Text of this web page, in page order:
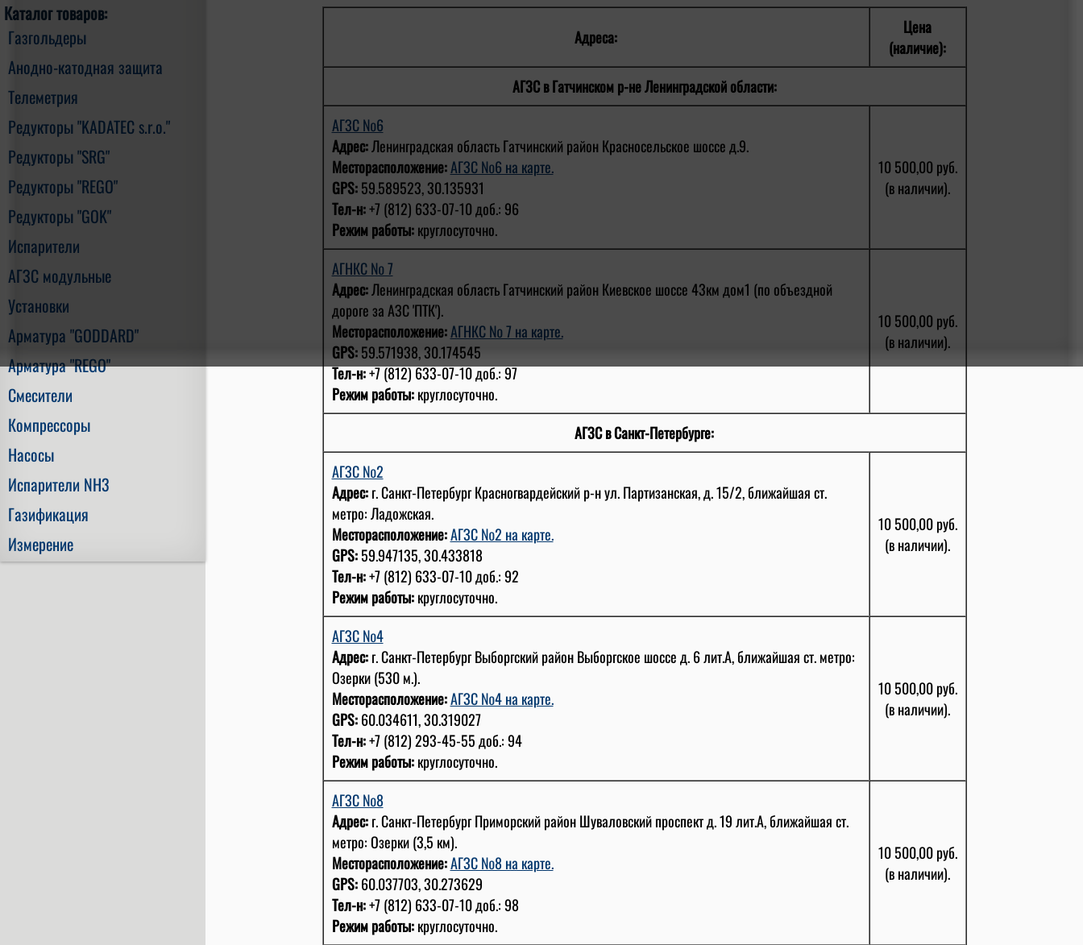
Адреса:
Цена
(наличие):
АГЗС в Гатчинском р-не Ленинградской области:
АГЗС №6
Адрес:Ленинградская область Гатчинский район Красносельское шоссе д.9.
Месторасположение:АГЗС №6 на карте.
GPS: 59.589523, 30.135931
Тел-н:+7 (812) 633-07-10 доб.: 96
Режим работы:круглосуточно.
10 500,00 руб.
(в наличии).
АГНКС № 7
Адрес:Ленинградская область Гатчинский район Киевское шоссе 43км дом1 (по объездной
дороге за АЗС 'ПТК').
Месторасположение:АГНКС № 7 на карте.
GPS: 59.571938, 30.174545
Тел-н:+7 (812) 633-07-10 доб.: 97
Режим работы:круглосуточно.
10 500,00 руб.
(в наличии).
АГЗС в Санкт-Петербурге:
АГЗС №2
Адрес:г. Санкт-Петербург Красногвардейский р-н ул. Партизанская, д. 15/2, ближайшая ст.
метро: Ладожская.
Месторасположение:АГЗС №2 на карте.
GPS:59.947135, 30.433818
Тел-н:+7 (812) 633-07-10 доб.: 92
Режим работы:круглосуточно.
10 500,00 руб.
(в наличии).
АГЗС №4
Адрес:г. Санкт-Петербург Выборгский район Выборгское шоссе д. 6 лит.А, ближайшая ст. метро:
Озерки (530 м.).
Месторасположение:АГЗС №4 на карте.
GPS: 60.034611, 30.319027
Тел-н:+7 (812) 293-45-55 доб.: 94
Режим работы:круглосуточно.
10 500,00 руб.
(в наличии).
АГЗС №8
Адрес:г. Санкт-Петербург Приморский район Шуваловский проспект д. 19 лит.А, ближайшая ст.
метро: Озерки (3,5 км).
Месторасположение:АГЗС №8 на карте.
GPS: 60.037703, 30.273629
Тел-н:+7 (812) 633-07-10 доб.: 98
Режим работы:круглосуточно.
10 500,00 руб.
(в наличии).
Каталог товаров:
Газгольдеры
Анодно-катодная защита
Телеметрия
Редукторы "KADATEC s.r.o."
Редукторы "SRG"
Редукторы "REGO"
Редукторы "GOK"
Испарители
АГЗС модульные
Установки
Арматура "GODDARD"
Арматура "REGO"
Смесители
Компрессоры
Насосы
Испарители NH3
Газификация
Измерение